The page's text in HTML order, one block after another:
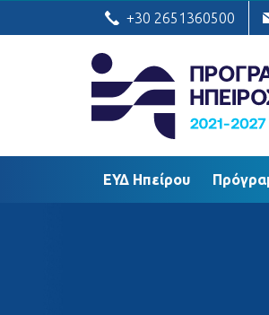
ΕΥΔ Ηπείρου
+30 2651360500
ΕΥΔ Ηπείρου